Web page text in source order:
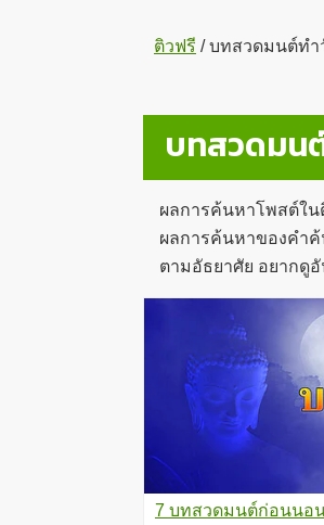
ติวฟรี /บทสวดมนต์ทำ
บทสวดมน
ผลการค้นหาโพสต์ใ
ผลการค้นหาของคำ
ตามอัธยาศัย อยากดู
7 บทสวดมนต์ก่อนนอ